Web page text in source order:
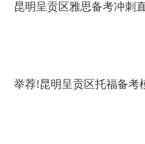
昆明呈贡区雅思备考冲刺
举荐!昆明呈贡区托福备考